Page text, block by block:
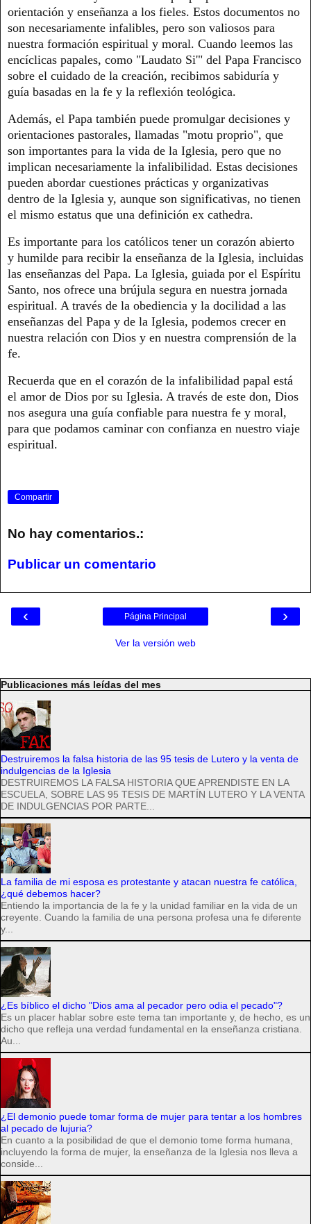
orientación y enseñanza a los fieles. Estos documentos no
son necesariamente infalibles, pero son valiosos para
nuestra formación espiritual y moral. Cuando leemos las
encíclicas papales, como "Laudato Si'" del Papa Francisco
sobre el cuidado de la creación, recibimos sabiduría y
guía basadas en la fe y la reflexión teológica.
Además, el Papa también puede promulgar decisiones y
orientaciones pastorales, llamadas "motu proprio", que
son importantes para la vida de la Iglesia, pero que no
implican necesariamente la infalibilidad. Estas decisiones
pueden abordar cuestiones prácticas y organizativas
dentro de la Iglesia y, aunque son significativas, no tienen
el mismo estatus que una definición ex cathedra.
Es importante para los católicos tener un corazón abierto
y humilde para recibir la enseñanza de la Iglesia, incluidas
las enseñanzas del Papa. La Iglesia, guiada por el Espíritu
Santo, nos ofrece una brújula segura en nuestra jornada
espiritual. A través de la obediencia y la docilidad a las
enseñanzas del Papa y de la Iglesia, podemos crecer en
nuestra relación con Dios y en nuestra comprensión de la
fe.
Recuerda que en el corazón de la infalibilidad papal está
el amor de Dios por su Iglesia. A través de este don, Dios
nos asegura una guía confiable para nuestra fe y moral,
para que podamos caminar con confianza en nuestro viaje
espiritual.
Compartir
No hay comentarios.:
Publicar un comentario
‹ ›
Página Principal
Ver la versión web
Publicaciones más leídas del mes
Destruiremos la falsa historia de las 95 tesis de Lutero y la venta de
indulgencias de la Iglesia
DESTRUIREMOS LA FALSA HISTORIA QUE APRENDISTE EN LA
ESCUELA, SOBRE LAS 95 TESIS DE MARTÍN LUTERO Y LA VENTA
DE INDULGENCIAS POR PARTE...
La familia de mi esposa es protestante y atacan nuestra fe católica,
¿qué debemos hacer?
Entiendo la importancia de la fe y la unidad familiar en la vida de un
creyente. Cuando la familia de una persona profesa una fe diferente
y...
¿Es bíblico el dicho "Dios ama al pecador pero odia el pecado"?
Es un placer hablar sobre este tema tan importante y, de hecho, es un
dicho que refleja una verdad fundamental en la enseñanza cristiana.
Au...
¿El demonio puede tomar forma de mujer para tentar a los hombres
al pecado de lujuria?
En cuanto a la posibilidad de que el demonio tome forma humana,
incluyendo la forma de mujer, la enseñanza de la Iglesia nos lleva a
conside...